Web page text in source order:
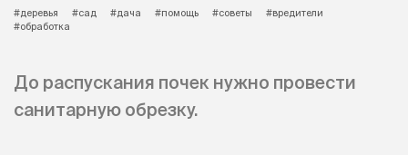
#деревья #сад #дача #помощь #советы
#вредители
#обработка
До распускания почек нужно провести
санитарную обрезку.